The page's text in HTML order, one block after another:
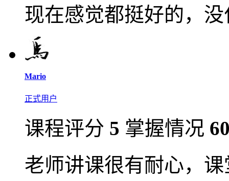
现在感觉都挺好的，
Mario
正式用户
课程评分 5 掌握情况
老师讲课很有耐心，